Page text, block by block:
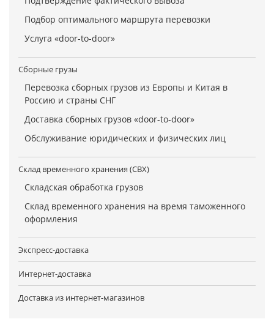
Подбор оптимального маршрута перевозки
Услуга «door-to-door»
Сборные грузы
Перевозка сборных грузов из Европы и Китая в
Россию и страны СНГ
Доставка сборных грузов «door-to-door»
Обслуживание юридических и физических лиц
Склад временного хранения (СВХ)
Складская обработка грузов
Склад временного хранения на время таможенного
оформления
Экспресс-доставка
Интернет-доставка
Доставка из интернет-магазинов